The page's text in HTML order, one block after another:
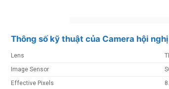
Thông số kỹ thuật của Camera hội
Lens
Image Sensor
Effective Pixels